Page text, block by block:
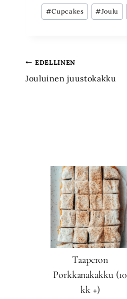
Avainsanat:
#Cupcakes #Joulu
Artikkelien
selaus
EDELLINEN
Jouluinen juustokakku
Taaperon
Porkkanakakku (10
kk +)